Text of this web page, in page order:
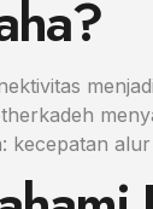
kecepatan